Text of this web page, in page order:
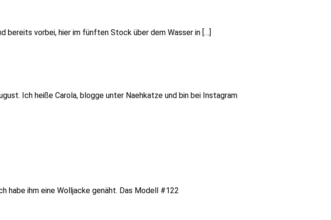
bereits vorbei, hier im fünften Stock über dem Wasser in […]
Ich heiße Carola, blogge unter Naehkatze und bin bei Instagram
habe ihm eine Wolljacke genäht. Das Modell #122